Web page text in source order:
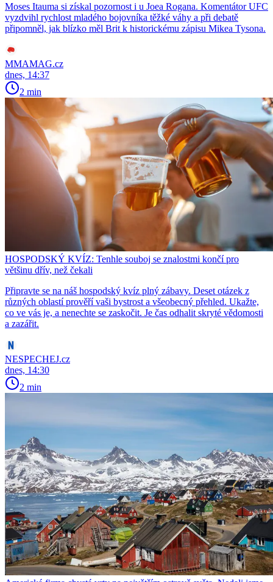
Moses Itauma si získal pozornost i u Joea Rogana. Komentátor UFC
vyzdvihl rychlost mladého bojovníka těžké váhy a při debatě
připomněl, jak blízko měl Brit k historickému zápisu Mikea Tysona.
MMAMAG.cz
dnes, 14:37
2 min
HOSPODSKÝ KVÍZ: Tenhle souboj se znalostmi končí pro
většinu dřív, než čekali
Připravte se na náš hospodský kvíz plný zábavy. Deset otázek z
různých oblastí prověří vaši bystrost a všeobecný přehled. Ukažte,
co ve vás je, a nenechte se zaskočit. Je čas odhalit skryté vědomosti
a zazářit.
NESPECHEJ.cz
dnes, 14:30
2 min